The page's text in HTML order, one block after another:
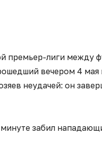
премьер-лиги между
вечером 4
неудачей: он
забил